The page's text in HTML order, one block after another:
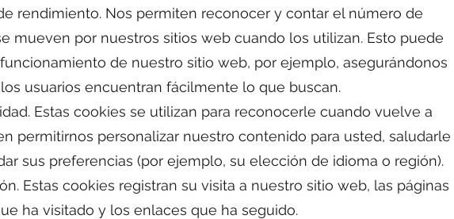
rendimiento. Nos permiten reconocer y contar el número de
mueven por nuestros sitios web cuando los utilizan. Esto puede
de nuestro sitio web, por ejemplo, asegurándonos
usuarios encuentran fácilmente lo que buscan.
Estas cookies se utilizan para reconocerle cuando vuelve a
permitirnos personalizar nuestro contenido para usted, saludarle
sus preferencias (por ejemplo, su elección de idioma o región).
Estas cookies registran su visita a nuestro sitio web, las páginas
ha visitado y los enlaces que ha seguido.